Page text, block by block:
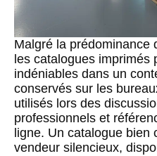
Malgré la prédominance
les catalogues imprimés
indéniables dans un
conservés sur les
utilisés lors des
professionnels et
ligne. Un catalogue bien
vendeur silencieux,